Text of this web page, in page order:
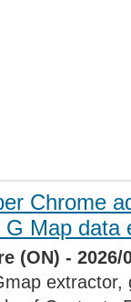
Chrome
Map data
(ON) - 2026/
extractor,